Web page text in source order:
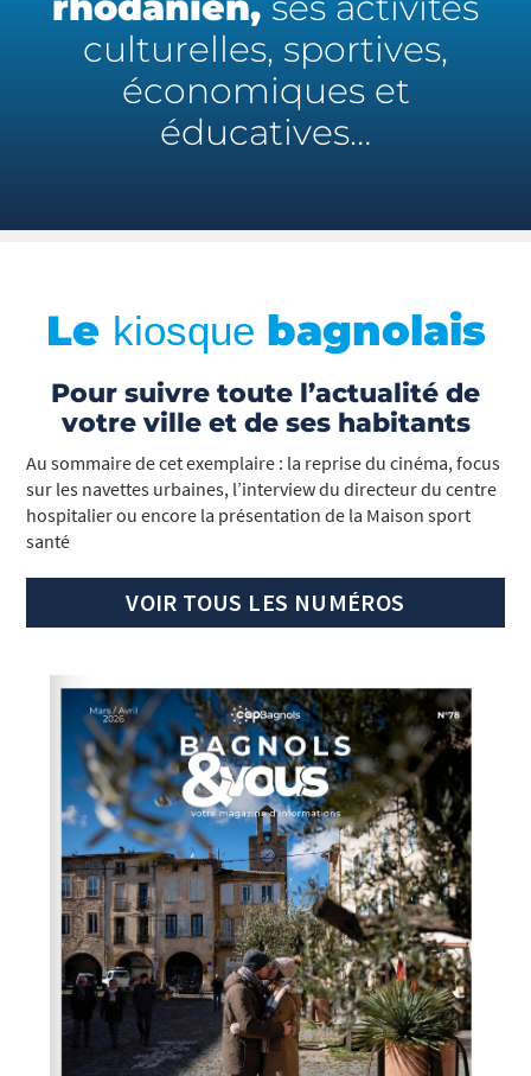
culturelles, sportives,
économiques et
éducatives…
Le kiosque bagnolais
Pour suivre toute l’actualité de
votre ville et de ses habitants
Au sommaire de cet exemplaire : la reprise du cinéma, focus
sur les navettes urbaines, l’interview du directeur du centre
hospitalier ou encore la présentation de la Maison sport
santé
VOIR TOUS LES NUMÉROS